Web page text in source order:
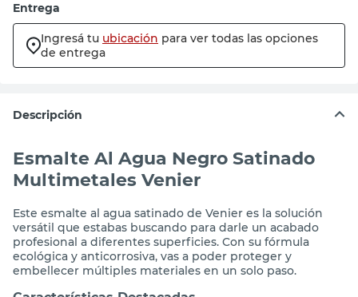
Calculá cuánta pintura necesitás
M² de la superficie a pintar
m²
para pintar.
Entrega